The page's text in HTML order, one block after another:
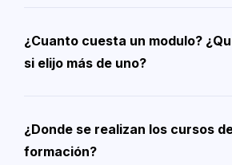
¿Cuanto cuesta un modulo?
si elijo más de uno?
¿Donde se realizan los cursos
formación?